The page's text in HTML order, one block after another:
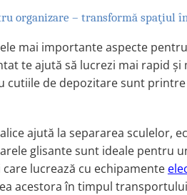
si
organizare – transformă spaţiul
mai importante aspecte
te ajută să lucrezi mai rapid
cutiile de depozitare sunt
ajută la separarea sculelor,
glisante sunt ideale pentru
lucrează cu echipamente
acestora în timpul